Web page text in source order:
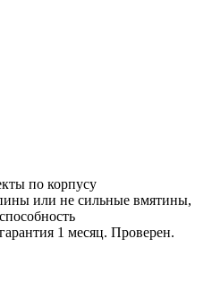
по корпусу
или не сильные вмятины,
1 месяц. Проверен.